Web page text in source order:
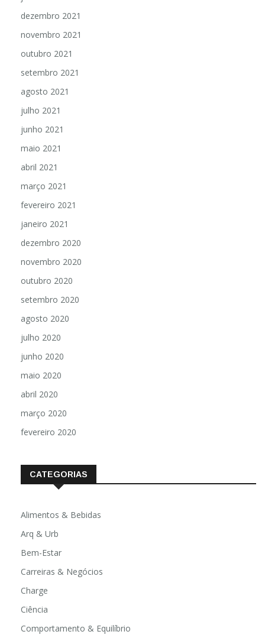
dezembro 2021
novembro 2021
outubro 2021
setembro 2021
agosto 2021
julho 2021
junho 2021
maio 2021
abril 2021
março 2021
fevereiro 2021
janeiro 2021
dezembro 2020
novembro 2020
outubro 2020
setembro 2020
agosto 2020
julho 2020
junho 2020
maio 2020
abril 2020
março 2020
fevereiro 2020
CATEGORIAS
Alimentos & Bebidas
Arq & Urb
Bem-Estar
Carreiras & Negócios
Charge
Ciência
Comportamento & Equilíbrio